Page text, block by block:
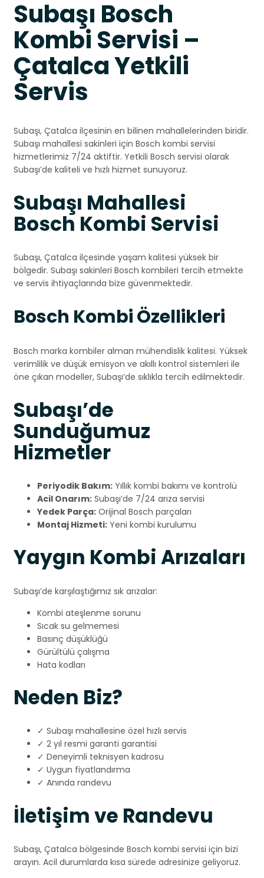
Subaşı Bosch
Kombi Servisi –
Çatalca Yetkili
Servis
Subaşı, Çatalca ilçesinin en bilinen mahallelerinden biridir.
Subaşı mahallesi sakinleri için Bosch kombi servisi
hizmetlerimiz 7/24 aktiftir. Yetkili Bosch servisi olarak
Subaşı’de kaliteli ve hızlı hizmet sunuyoruz.
Subaşı Mahallesi
Bosch Kombi Servisi
Subaşı, Çatalca ilçesinde yaşam kalitesi yüksek bir
bölgedir. Subaşı sakinleri Bosch kombileri tercih etmekte
ve servis ihtiyaçlarında bize güvenmektedir.
Bosch Kombi Özellikleri
Bosch marka kombiler alman mühendislik kalitesi. Yüksek
verimlilik ve düşük emisyon ve akıllı kontrol sistemleri ile
öne çıkan modeller, Subaşı’de sıklıkla tercih edilmektedir.
Subaşı’de
Sunduğumuz
Hizmetler
Periyodik Bakım: Yıllık kombi bakımı ve kontrolü
Acil Onarım: Subaşı’de 7/24 arıza servisi
Yedek Parça: Orijinal Bosch parçaları
Montaj Hizmeti: Yeni kombi kurulumu
Yaygın Kombi Arızaları
Subaşı’de karşılaştığımız sık arızalar:
Kombi ateşlenme sorunu
Sıcak su gelmemesi
Basınç düşüklüğü
Gürültülü çalışma
Hata kodları
Neden Biz?
✓ Subaşı mahallesine özel hızlı servis
✓ 2 yıl resmi garanti garantisi
✓ Deneyimli teknisyen kadrosu
✓ Uygun fiyatlandırma
✓ Anında randevu
İletişim ve Randevu
Subaşı, Çatalca bölgesinde Bosch kombi servisi için bizi
arayın. Acil durumlarda kısa sürede adresinize geliyoruz.